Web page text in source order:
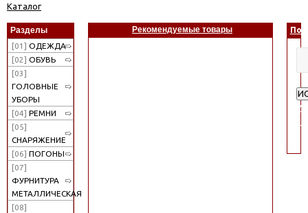
Каталог
Разделы
[01] ОДЕЖДА
[02] ОБУВЬ
[03]
ГОЛОВНЫЕ
УБОРЫ
[04] РЕМНИ
[05]
СНАРЯЖЕНИЕ
[06] ПОГОНЫ
[07]
ФУРНИТУРА
МЕТАЛЛИЧЕСКАЯ
[08]
Рекомендуемые товары